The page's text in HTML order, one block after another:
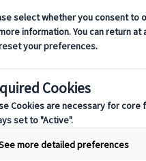
夜のパリを自由に散